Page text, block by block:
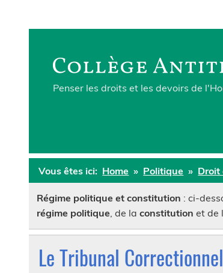
Penser les droits et les devoirs de
Vous êtes ici: Home Politique Droit
Régime politique et constitution : ci-
régime politique, de laconstitution et de
Le Tribunal